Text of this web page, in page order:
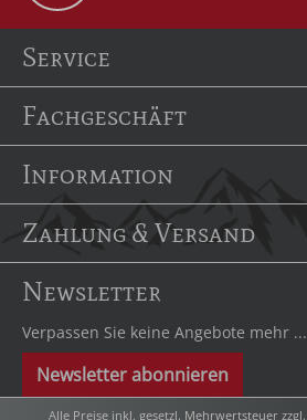
Service
Fachgeschäft
Information
Zahlung & Versand
Newsletter
Verpassen Sie keine Angebote mehr ...
Newsletter abonnieren
Alle Preise inkl. gesetzl. Mehrwertsteuer zzgl.